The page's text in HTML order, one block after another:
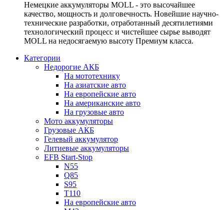
Немецкие аккумуляторы MOLL - это высочайшее
качество, мощность и долговечность. Новейшие научно-
технические разработки, отработанный десятилетиями
технологический процесс и чистейшее сырье выводят
MOLL на недосягаемую высоту Премиум класса.
Категории
Недорогие АКБ
На мототехнику
На азиатские авто
На европейские авто
На американские авто
На грузовые авто
Мото аккумуляторы
Грузовые АКБ
Гелевый аккумулятор
Литиевые аккумуляторы
EFB Start-Stop
N55
Q85
S95
T110
На европейские авто